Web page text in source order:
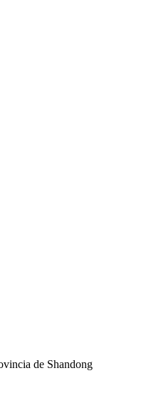
de Shandong